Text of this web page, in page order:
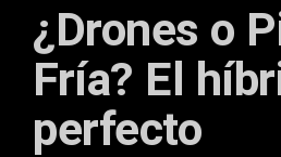
¿Drones o
Fría? El
perfecto